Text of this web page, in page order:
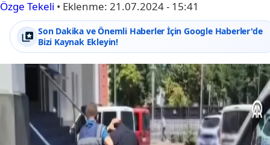
Özge Tekeli • Eklenme: 21.07.2024 - 15:41
Son Dakika ve Önemli Haberler İçin Google Haberler'de
Bizi Kaynak Ekleyin!